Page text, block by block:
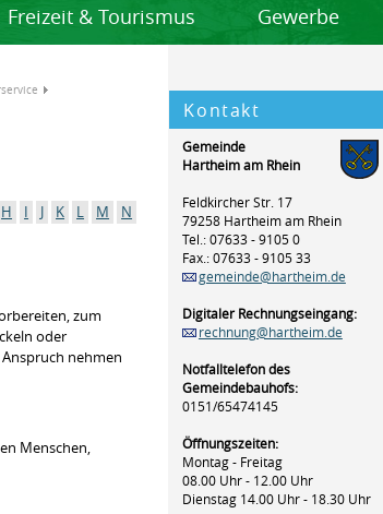
Freizeit & Tourismus Gewerbe
H I J K L M
N
zum
oder
nehmen
Menschen,
Kontakt
Gemeinde
Hartheim am Rhein
Feldkircher Str. 17
79258 Hartheim am Rhein
Tel.: 07633 - 9105 0
Fax.: 07633 - 9105 33
gemeinde@hartheim.de
Digitaler Rechnungseingang:
rechnung@hartheim.de
Notfalltelefon des
Gemeindebauhofs:
0151/65474145
Öffnungszeiten:
Montag - Freitag
08.00 Uhr - 12.00 Uhr
Dienstag 14.00 Uhr - 18.30 Uhr